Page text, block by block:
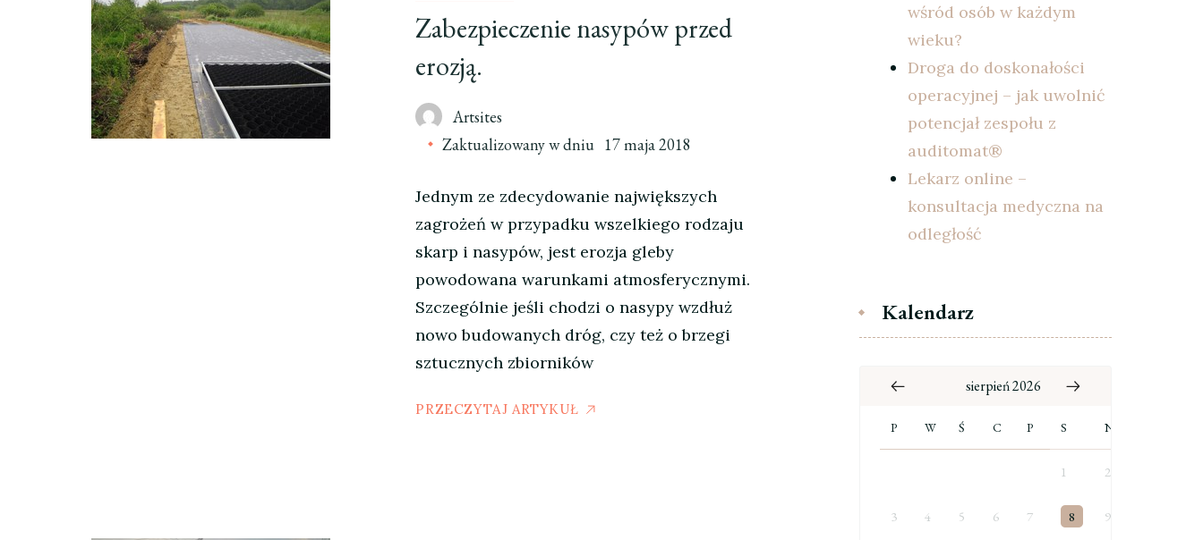
Zabezpieczenie nasypów przed
erozją.
Artsites
Zaktualizowany w dniu 17 maja 2018
Jednym ze zdecydowanie największych
zagrożeń w przypadku wszelkiego rodzaju
skarp i nasypów, jest erozja gleby
powodowana warunkami atmosferycznymi.
Szczególnie jeśli chodzi o nasypy wzdłuż
nowo budowanych dróg, czy też o brzegi
sztucznych zbiorników
PRZECZYTAJ ARTYKUŁ
wśród osób w każdym
wieku?
Droga do doskonałości
operacyjnej – jak uwolnić
potencjał zespołu z
auditomat®
Lekarz online –
konsultacja medyczna na
odległość
Kalendarz
sierpień 2026
P W Ś C P S N
1 2
3 4 5 6 7 8 9